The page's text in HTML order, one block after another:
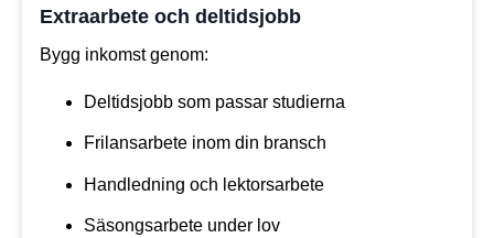
Extraarbete och deltidsjobb
Bygg inkomst genom:
Deltidsjobb som passar studierna
Frilansarbete inom din bransch
Handledning och lektorsarbete
Säsongsarbete under lov